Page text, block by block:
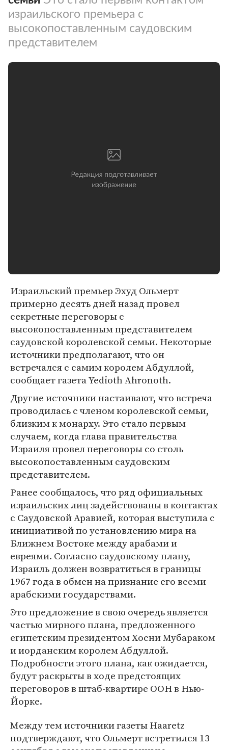
израильского премьера с
высокопоставленным саудовским
представителем
Израильский премьер Эхуд Ольмерт
примерно десять дней назад провел
секретные переговоры с
высокопоставленным представителем
саудовской королевской семьи. Некоторые
источники предполагают, что он
встречался с самим королем Абдуллой,
сообщает газета Yedioth Ahronoth.
Другие источники настаивают, что встреча
проводилась с членом королевской семьи,
близким к монарху. Это стало первым
случаем, когда глава правительства
Израиля провел переговоры со столь
высокопоставленным саудовским
представителем.
Ранее сообщалось, что ряд официальных
израильских лиц задействованы в контактах
с Саудовской Аравией, которая выступила с
инициативой по установлению мира на
Ближнем Востоке между арабами и
евреями. Согласно саудовскому плану,
Израиль должен возвратиться в границы
1967 года в обмен на признание его всеми
арабскими государствами.
Это предложение в свою очередь является
частью мирного плана, предложенного
египетским президентом Хосни Мубараком
и иорданским королем Абдуллой.
Подробности этого плана, как ожидается,
будут раскрыты в ходе предстоящих
переговоров в штаб-квартире ООН в Нью-
Йорке.
Между тем источники газеты Haaretz
подтверждают, что Ольмерт встретился 13